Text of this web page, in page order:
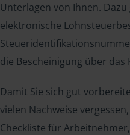
Unterlagen von Ihnen.
elektronische
die Bescheinigung über das
Damit Sie sich gut
vielen Nachweise
Checkliste für